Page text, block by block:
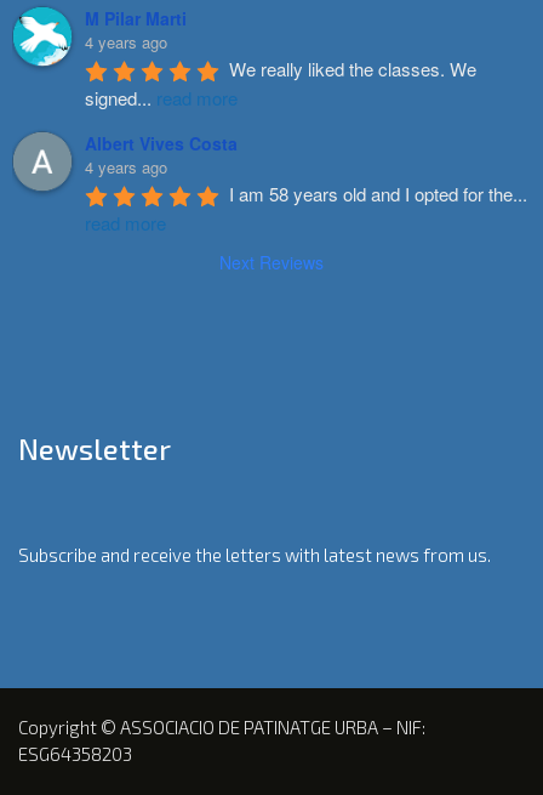
M Pilar Marti
4 years ago
We really liked the classes. We
signed... read more
Albert Vives Costa
4 years ago
I am 58 years old and I opted for the...
read more
Next Reviews
Newsletter
Subscribe and receive the letters with latest news from us.
Copyright © ASSOCIACIO DE PATINATGE URBA – NIF:
ESG64358203